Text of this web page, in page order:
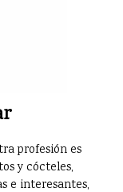
profesión es
y cócteles,
e interesantes,